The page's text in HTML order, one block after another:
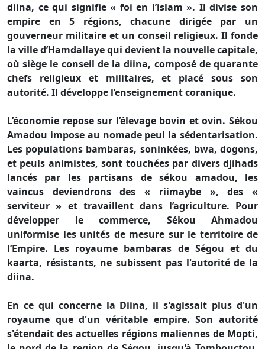
diina, ce qui signifie « foi en l’islam ». Il divise son
empire en 5 régions, chacune dirigée par un
gouverneur militaire et un conseil religieux. Il fonde
la ville d’Hamdallaye qui devient la nouvelle capitale,
où siège le conseil de la diina, composé de quarante
chefs religieux et militaires, et placé sous son
autorité. Il développe l’enseignement coranique.
L’économie repose sur l’élevage bovin et ovin. Sékou
Amadou impose au nomade peul la sédentarisation.
Les populations bambaras, soninkées, bwa, dogons,
et peuls animistes, sont touchées par divers djihads
lancés par les partisans de sékou amadou, les
vaincus deviendrons des « riimaybe », des «
serviteur » et travaillent dans l’agriculture. Pour
développer le commerce, Sékou Ahmadou
uniformise les unités de mesure sur le territoire de
l’Empire. Les royaume bambaras de Ségou et du
kaarta, résistants, ne subissent pas l'autorité de la
diina.
En ce qui concerne la Diina, il s'agissait plus d'un
royaume que d'un véritable empire. Son autorité
s'étendait des actuelles régions maliennes de Mopti,